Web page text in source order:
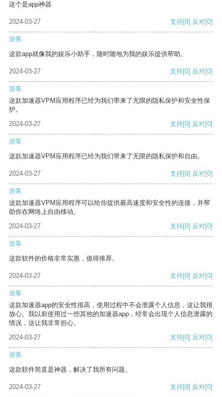
这个是app神器
2024-03-27 支持[0] 反对[0]
游客
这款app就像我的娱乐小助手，随时随地为我的娱乐提供帮助。
2024-03-27 支持[0] 反对[0]
游客
这款加速器VPM应用程序已经为我们带来了无限的隐私保护和安全性保
护。
2024-03-27
支持[0] 反对[0]
游客
这款加速器VPM应用程序已经为我们带来了无限的隐私保护和自由。
2024-03-27 支持[0] 反对[0]
游客
这款加速器VPM应用程序可以给你提供最高速度和安全性的连接，并帮
助你在网络上自由移动。
2024-03-27
支持[0] 反对[0]
游客
这款软件的价格非常实惠，值得推荐。
2024-03-27 支持[0] 反对[0]
游客
这款加速器app的安全性很高，使用过程中不会泄露个人信息，这让我很
放心。我以前使用过一些其他的加速器app，经常会出现个人信息泄露的
情况，这让我非常担心。
2024-03-27
支持[0] 反对[0]
游客
这款软件简直是神器，解决了我所有问题。
2024-03-27 支持[0] 反对[0]